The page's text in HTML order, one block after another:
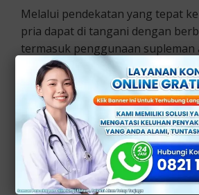
Melalui pendekatan yang tepat
pria dapat di tangani dengan
termasuk penggunaan supleman
makanan yang mampu
seksual.
Yang perlu menjadi catatan
orang memiliki kondisi dan
tubuhnya. Sehingga
di sesuaikan secara individual.